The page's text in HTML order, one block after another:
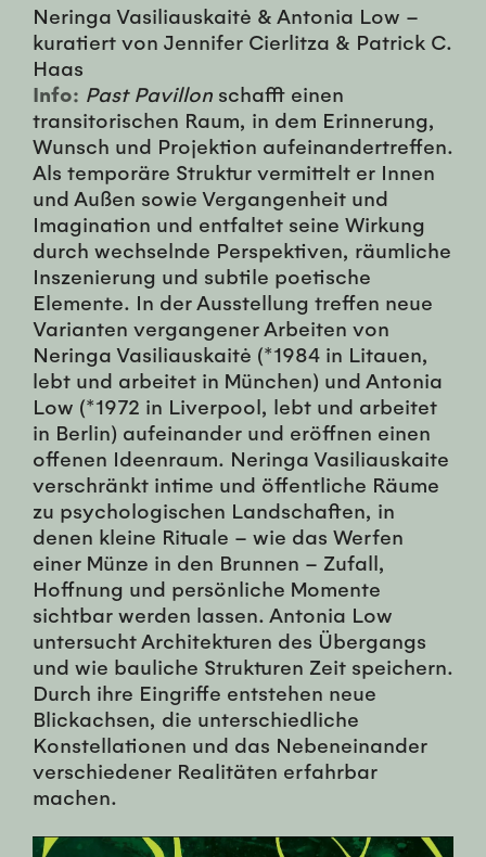
Neringa Vasiliauskaitė & Antonia Low –
kuratiert von Jennifer Cierlitza & Patrick C.
Haas
Info: Past Pavillon schafft einen
transitorischen Raum, in dem Erinnerung,
Wunsch und Projektion aufeinandertreffen.
Als temporäre Struktur vermittelt er Innen
und Außen sowie Vergangenheit und
Imagination und entfaltet seine Wirkung
durch wechselnde Perspektiven, räumliche
Inszenierung und subtile poetische
Elemente. In der Ausstellung treffen neue
Varianten vergangener Arbeiten von
Neringa Vasiliauskaitė (*1984 in Litauen,
lebt und arbeitet in München) und Antonia
Low (*1972 in Liverpool, lebt und arbeitet
in Berlin) aufeinander und eröffnen einen
offenen Ideenraum. Neringa Vasiliauskaite
verschränkt intime und öffentliche Räume
zu psychologischen Landschaften, in
denen kleine Rituale – wie das Werfen
einer Münze in den Brunnen – Zufall,
Hoffnung und persönliche Momente
sichtbar werden lassen. Antonia Low
untersucht Architekturen des Übergangs
und wie bauliche Strukturen Zeit speichern.
Durch ihre Eingriffe entstehen neue
Blickachsen, die unterschiedliche
Konstellationen und das Nebeneinander
verschiedener Realitäten erfahrbar
machen.